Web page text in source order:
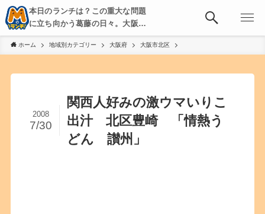
本日のランチは？この重大な問題
に立ち向かう葛藤の日々。大阪・
京都・神戸を中心とした食べ歩
き、飲み歩きを綴る。
ホーム 地域別カテゴリー 大阪府 大阪市北区
関西人好みの激ウマいりこ
出汁 北区豊崎 「情熱う
どん 讃州」
2008
7/30